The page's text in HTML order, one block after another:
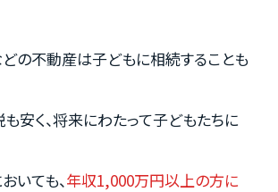
の不動産は子どもに相続することも
安く、将来にわたって子どもたちに
いても、年収1,000万円以上の方に